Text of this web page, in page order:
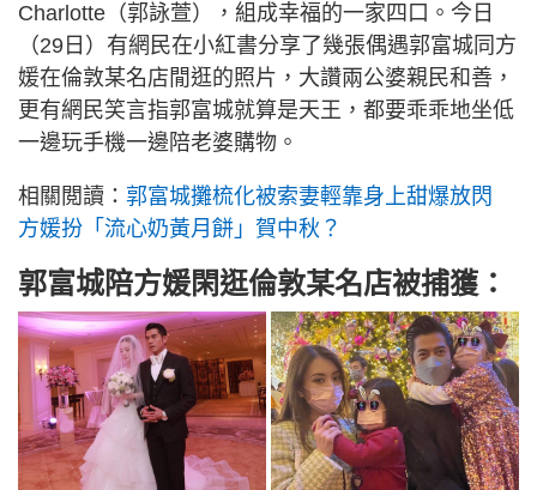
Charlotte（郭詠萱），組成幸福的一家四口。今日
（29日）有網民在小紅書分享了幾張偶遇郭富城同方
媛在倫敦某名店閒逛的照片，大讚兩公婆親民和善，
更有網民笑言指郭富城就算是天王，都要乖乖地坐低
一邊玩手機一邊陪老婆購物。
相關閲讀： 郭富城攤梳化被索妻輕靠身上甜爆放閃
方媛扮「流心奶黃月餅」賀中秋？
郭富城陪方媛閑逛倫敦某名店被捕獲：